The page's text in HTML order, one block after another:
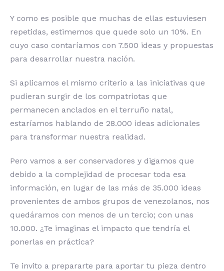
Y como es posible que muchas de ellas estuviesen
repetidas, estimemos que quede solo un 10%. En
cuyo caso contaríamos con 7.500 ideas y propuestas
para desarrollar nuestra nación.
Si aplicamos el mismo criterio a las iniciativas que
pudieran surgir de los compatriotas que
permanecen anclados en el terruño natal,
estaríamos hablando de 28.000 ideas adicionales
para transformar nuestra realidad.
Pero vamos a ser conservadores y digamos que
debido a la complejidad de procesar toda esa
información, en lugar de las más de 35.000 ideas
provenientes de ambos grupos de venezolanos, nos
quedáramos con menos de un tercio; con unas
10.000. ¿Te imaginas el impacto que tendría el
ponerlas en práctica?
Te invito a prepararte para aportar tu pieza dentro